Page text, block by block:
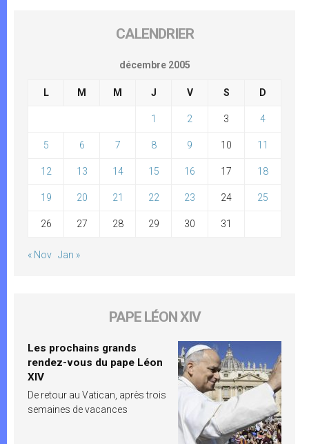
CALENDRIER
décembre 2005
L M M J V S D
1 2 3 4
5 6 7 8 9 10 11
12 13 14 15 16 17 18
19 20 21 22 23 24 25
26 27 28 29 30 31
« Nov Jan »
PAPE LÉON XIV
Les prochains grands
rendez-vous du pape Léon
XIV
De retour au Vatican, après trois
semaines de vacances